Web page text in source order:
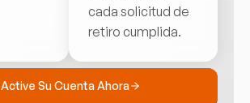
cada solicitud de
retiro cumplida.
Active Su Cuenta Ahora